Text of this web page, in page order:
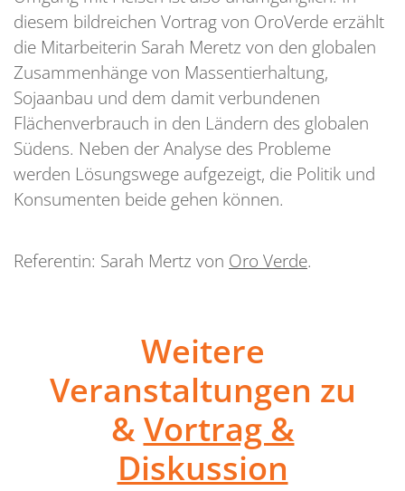
diesem bildreichen Vortrag von OroVerde erzählt
die Mitarbeiterin Sarah Meretz von den globalen
Zusammenhänge von Massentierhaltung,
Sojaanbau und dem damit verbundenen
Flächenverbrauch in den Ländern des globalen
Südens. Neben der Analyse des Probleme
werden Lösungswege aufgezeigt, die Politik und
Konsumenten beide gehen können.
Referentin: Sarah Mertz von Oro Verde.
Weitere
Veranstaltungen zu
&Vortrag &
Diskussion